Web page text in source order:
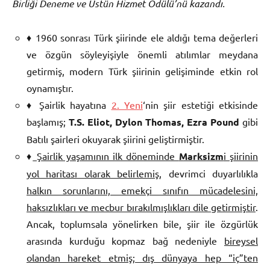
Birliği Deneme ve Üstün Hizmet Ödülü’nü kazandı.
♦ 1960 sonrası Türk şiirinde ele aldığı tema değerleri
ve özgün söyleyişiyle önemli atılımlar meydana
getirmiş, modern Türk şiirinin gelişiminde etkin rol
oynamıştır.
♦ Şairlik hayatına 2. Yeni‘nin şiir estetiği etkisinde
başlamış; T.S. Eliot, Dylon Thomas, Ezra Pound gibi
Batılı şairleri okuyarak şiirini geliştirmiştir.
♦ Şairlik yaşamının ilk döneminde Marksizmi şiirinin
yol haritası olarak belirlemiş , devrimci duyarlılıkla
halkın sorunlarını, emekçi sınıfın mücadelesini,
haksızlıkları ve mecbur bırakılmışlıkları dile getirmiştir.
Ancak, toplumsala yönelirken bile, şiir ile özgürlük
arasında kurduğu kopmaz bağ nedeniyle bireysel
olandan hareket etmiş; dış dünyaya hep “iç”ten